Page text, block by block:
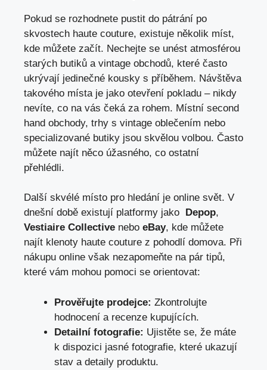
Pokud se ⁣rozhodnete pustit do pátrání po
skvostech haute couture, existuje několik míst,
kde‌ můžete začít. Nechejte se unést atmosférou
starých ​butiků a vintage obchodů, které často
ukrývají jedinečné​ kousky s příběhem. Návštěva
takového místa je​ jako otevření pokladu – nikdy
nevíte, co na vás čeká za rohem. Místní second​
hand obchody, trhy s vintage oblečením nebo
specializované ​butiky ⁤jsou skvělou volbou. Často
‍můžete ⁣najít ‌něco úžasného, co ostatní‌
přehlédli.
Další ‌skvélé⁢ místo pro hledání je online svět. V
dnešní době ​existují platformy ⁢jako ‌ Depop,
Vestiaire‌ Collective nebo eBay, ‌kde‌ můžete
najít klenoty haute couture z pohodlí domova. Při
nákupu online však nezapomeňte na pár tipů,
které vám​ mohou pomoci se‍ orientovat:
Prověřujte prodejce: Zkontrolujte
hodnocení a recenze kupujících.
Detailní fotografie: Ujistěte se, že máte
k ⁤dispozici jasné ​fotografie, které ukazují
stav a ‍detaily produktu.